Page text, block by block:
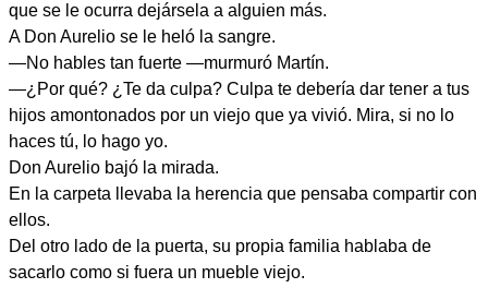
que se le ocurra dejársela a alguien más.
A Don Aurelio se le heló la sangre.
—No hables tan fuerte —murmuró Martín.
—¿Por qué? ¿Te da culpa? Culpa te debería dar tener a tus
hijos amontonados por un viejo que ya vivió. Mira, si no lo
haces tú, lo hago yo.
Don Aurelio bajó la mirada.
En la carpeta llevaba la herencia que pensaba compartir con
ellos.
Del otro lado de la puerta, su propia familia hablaba de
sacarlo como si fuera un mueble viejo.